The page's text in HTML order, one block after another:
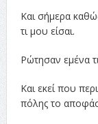
Και σήμερα
τι μου είσαι.
Ρώτησαν εμένα
Και εκεί που
πόλης το